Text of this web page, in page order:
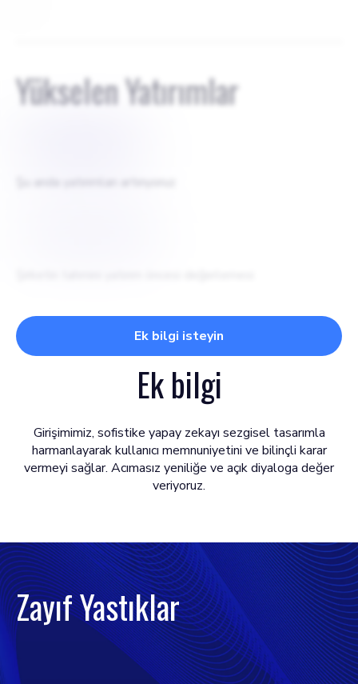
Yükselen Yatırımlar
Ek bilgi isteyin
Ek bilgi
Girişimimiz, sofistike yapay zekayı sezgisel tasarımla
harmanlayarak kullanıcı memnuniyetini ve bilinçli karar
vermeyi sağlar. Acımasız yeniliğe ve açık diyaloga değer
veriyoruz.
Zayıf Yastıklar